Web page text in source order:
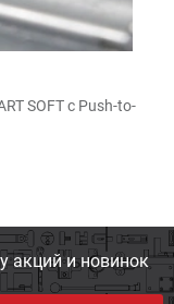
SOFT с Push-to-
акций и новинок